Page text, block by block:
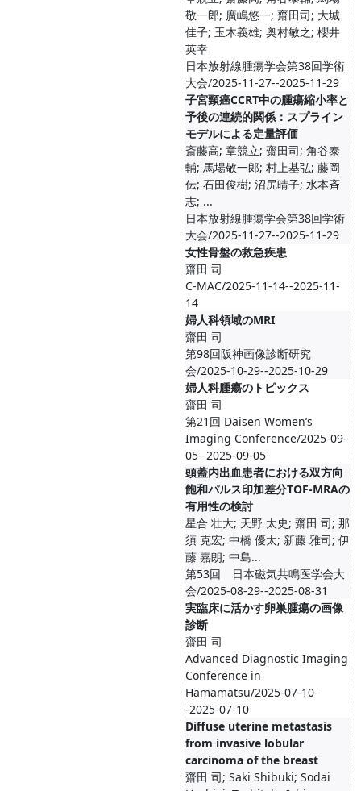
敬一郎; 廣嶋悠一; 齋田司; 大城
佳子; 玉木義雄; 奥村敏之; 櫻井
英幸
日本放射線腫瘍学会第38回学術
大会/2025-11-27--2025-11-29
子宮頸癌CCRT中の腫瘍縮小率と
予後の連続的関係：スプライン
モデルによる定量評価
斎藤高; 章競立; 齋田司; 角谷泰
輔; 馬場敬一郎; 村上基弘; 藤岡
伝; 石田俊樹; 沼尻晴子; 水本斉
志; ...
日本放射線腫瘍学会第38回学術
大会/2025-11-27--2025-11-29
女性骨盤の救急疾患
齋田 司
C-MAC/2025-11-14--2025-11-
14
婦人科領域のMRI
齋田 司
第98回阪神画像診断研究
会/2025-10-29--2025-10-29
婦人科腫瘍のトピックス
齋田 司
第21回 Daisen Women’s
Imaging Conference/2025-09-
05--2025-09-05
頭蓋内出血患者における双方向
飽和パルス印加差分TOF-MRAの
有用性の検討
星合 壮大; 天野 太史; 齋田 司; 那
須 克宏; 中橋 優太; 新藤 雅司; 伊
藤 嘉朗; 中島...
第53回 日本磁気共鳴医学会大
会/2025-08-29--2025-08-31
実臨床に活かす卵巣腫瘍の画像
診断
齋田 司
Advanced Diagnostic Imaging
Conference in
Hamamatsu/2025-07-10-
-2025-07-10
Diffuse uterine metastasis
from invasive lobular
carcinoma of the breast
齋田 司; Saki Shibuki; Sodai